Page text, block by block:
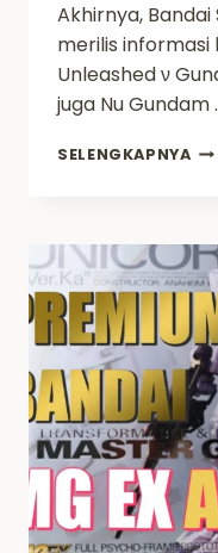
Akhirnya,
merilis informasi
Unleashed ν
juga Nu Gundam
SELENGKAPNYA PG
1/